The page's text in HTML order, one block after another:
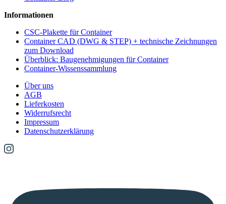
Informationen
CSC-Plakette für Container
Container CAD (DWG & STEP) + technische Zeichnungen
zum Download
Überblick: Baugenehmigungen für Container
Container-Wissenssammlung
Über uns
AGB
Lieferkosten
Widerrufsrecht
Impressum
Datenschutzerklärung